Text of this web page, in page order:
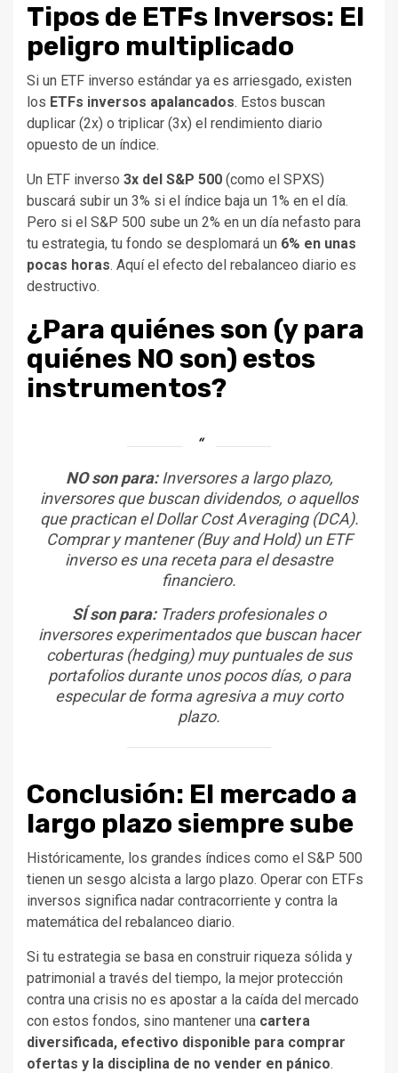
Tipos de ETFs Inversos: El
peligro multiplicado
Si un ETF inverso estándar ya es arriesgado, existen
los ETFs inversos apalancados. Estos buscan
duplicar (2x) o triplicar (3x) el rendimiento diario
opuesto de un índice.
Un ETF inverso 3x del S&P 500 (como el SPXS)
buscará subir un 3% si el índice baja un 1% en el día.
Pero si el S&P 500 sube un 2% en un día nefasto para
tu estrategia, tu fondo se desplomará un 6% en unas
pocas horas. Aquí el efecto del rebalanceo diario es
destructivo.
¿Para quiénes son (y para
quiénes NO son) estos
instrumentos?
NO son para:Inversores a largo plazo,
inversores que buscan dividendos, o aquellos
que practican elDollar Cost Averaging(DCA).
Comprar y mantener (Buy and Hold) un ETF
inverso es una receta para el desastre
financiero.
SÍ son para:Traders profesionales o
inversores experimentados que buscan hacer
coberturas (hedging) muy puntuales de sus
portafolios durante unos pocos días, o para
especular de forma agresiva a muy corto
plazo.
Conclusión: El mercado a
largo plazo siempre sube
Históricamente, los grandes índices como el S&P 500
tienen un sesgo alcista a largo plazo. Operar con ETFs
inversos significa nadar contracorriente y contra la
matemática del rebalanceo diario.
Si tu estrategia se basa en construir riqueza sólida y
patrimonial a través del tiempo, la mejor protección
contra una crisis no es apostar a la caída del mercado
con estos fondos, sino mantener una cartera
diversificada, efectivo disponible para comprar
ofertas y la disciplina de no vender en pánico.